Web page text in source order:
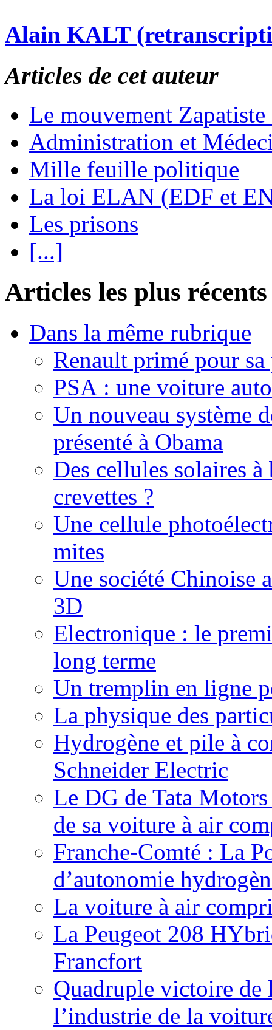
Alain KALT
Articles de cet auteur
Le mouvement
Administration et
Mille feuille politique
La loi ELAN (EDF et
Les prisons
[...]
Articles les plus récents
Dans la même rubrique
Renault primé pour
PSA : une voiture
Un nouveau système
présenté à Obama
Des cellules solaires
crevettes ?
Une cellule
mites
Une société Chinoise
3D
Electronique : le
long terme
Un tremplin en ligne
La physique des
Hydrogène et pile à
Schneider Electric
Le DG de Tata Motors
de sa voiture à air
Franche-Comté : La
d’autonomie
La voiture à air
La Peugeot 208
Francfort
Quadruple victoire de
l’industrie de la